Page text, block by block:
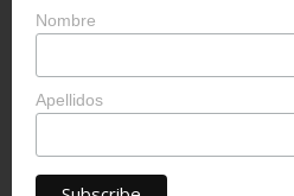
Nombre
Apellidos